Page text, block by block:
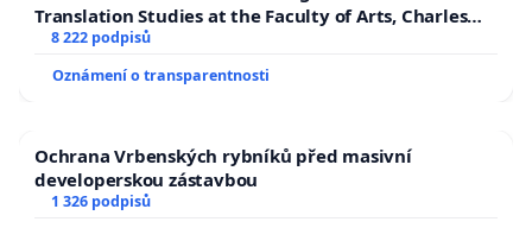
Translation Studies at the Faculty of Arts, Charles
University
8 222 podpisů
Oznámení o transparentnosti
Ochrana Vrbenských rybníků před masivní
developerskou zástavbou
1 326 podpisů